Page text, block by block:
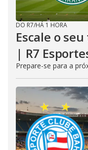
DO R7/HÁ 1 HORA
Escale o
| R7
Prepare-se para a